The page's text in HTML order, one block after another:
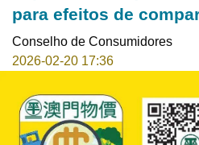
para efeitos de
Conselho de Consumidores
2026-02-20 17:36